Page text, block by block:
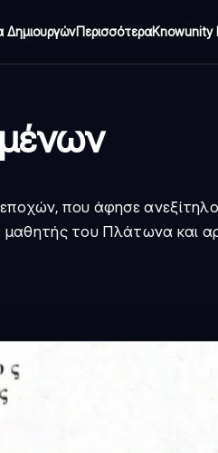
ΔημιουργώνΠερισσότεραKnowunity
που άφησε
μαθητής του Πλάτωνα και